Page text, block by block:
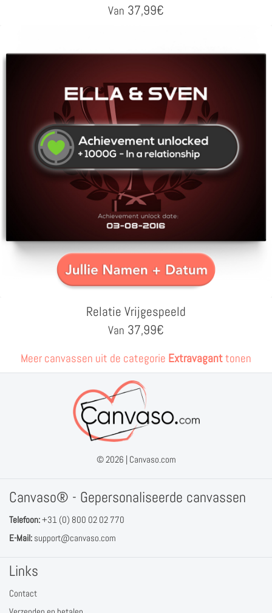
Van 37,99€
Relatie Vrijgespeeld
Van 37,99€
Meer canvassen uit de categorie Extravaganttonen
© 2026 | Canvaso.com
Canvaso® - Gepersonaliseerde canvassen
Telefoon:+31 (0) 800 02 02 770
E-Mail: support@canvaso.com
Links
Contact